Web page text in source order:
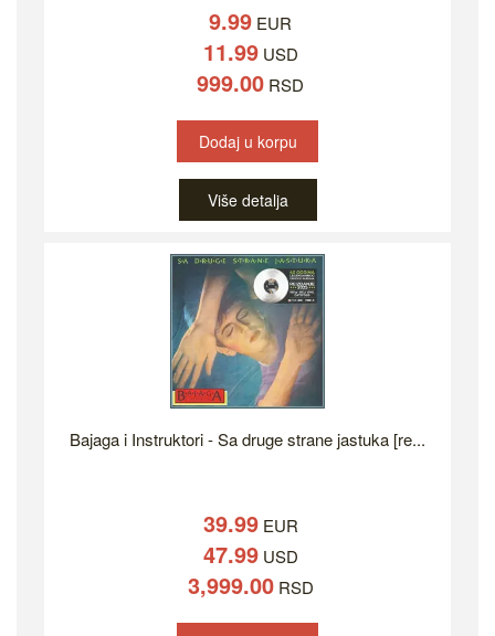
9.99 EUR
11.99USD
999.00 RSD
Dodaj u korpu
Više detalja
Bajaga i Instruktori - Sa druge strane jastuka [re...
39.99EUR
47.99USD
3,999.00RSD